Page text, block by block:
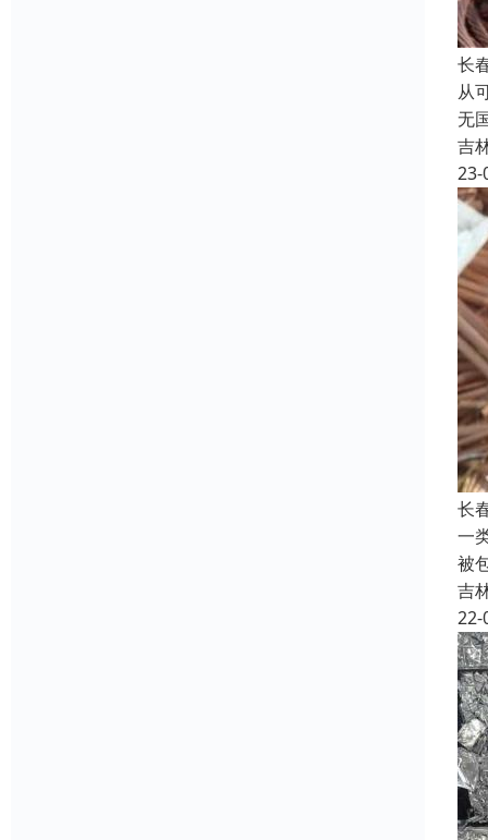
长
从
无
吉
23-
长
一
被
吉
22-